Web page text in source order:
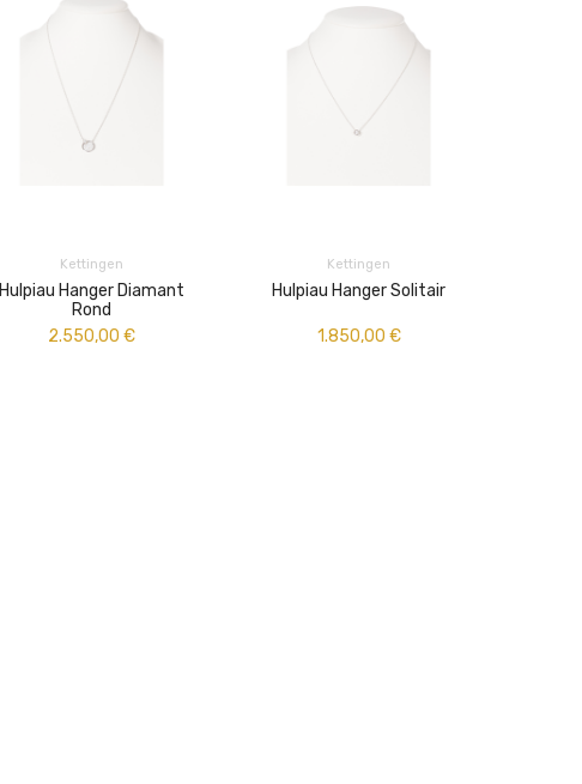
Kettingen
Hulpiau Hanger Diamant
Rond
2.550,00 €
Kettingen
Hulpiau Hanger Solitair
1.850,00 €